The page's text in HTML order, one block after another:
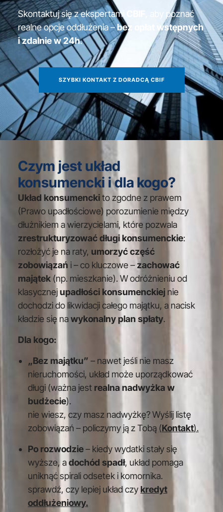
Skontaktuj się z ekspertami
, aby poznać
realne opcje oddłużenia –bez opłat wstępnych
i zdalnie w 24h.
SZYBKI KONTAKT Z DORADCĄ CBIF
Czym jest układ
konsumencki i dla kogo?
Układ konsumenckito zgodne z prawem
(Prawo upadłościowe) porozumienie między
dłużnikiem a wierzycielami, które pozwala
zrestrukturyzować długi konsumenckie:
rozłożyć je na raty, umorzyć część
zobowiązań i – co kluczowe –zachować
majątek (np. mieszkanie). W odróżnieniu od
klasycznejupadłości konsumenckiej nie
dochodzi do likwidacji całego majątku, a nacisk
kładzie się nawykonalny plan spłaty.
Dla kogo:
„Bez majątku” – nawet jeśli nie masz
nieruchomości, układ może uporządkować
długi (ważna jest realna nadwyżka w
budżecie).
nie wiesz, czy masz nadwyżkę? Wyślij listę
zobowiązań – policzymy ją z Tobą (Kontakt).
Po rozwodzie– kiedy wydatki stały się
wyższe, adochód spadł, układ pomaga
uniknąć spirali odsetek i komornika.
sprawdź, czy lepiej układ czykredyt
oddłużeniowy.